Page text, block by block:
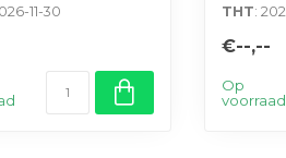
11-30 THT:
€--,--
Op
voorraad